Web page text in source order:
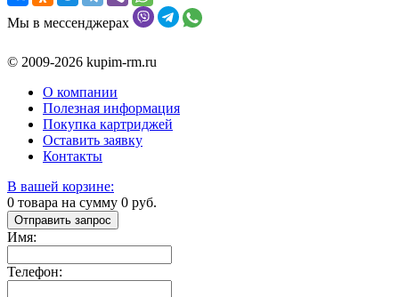
Мы в мессенджерах
© 2009-2026 kupim-rm.ru
О компании
Полезная информация
Покупка картриджей
Оставить заявку
Контакты
В вашей корзине:
0 товара на сумму 0 руб.
Отправить запрос
Имя:
Телефон: